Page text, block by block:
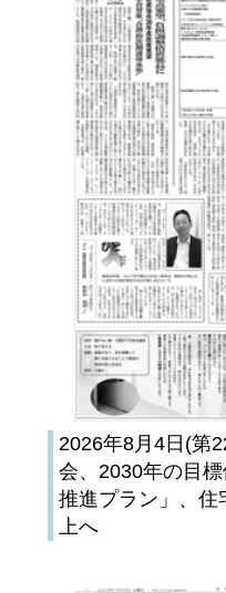
2026年8月4日(第
会、2030年の目
推進プラン」、住
上へ